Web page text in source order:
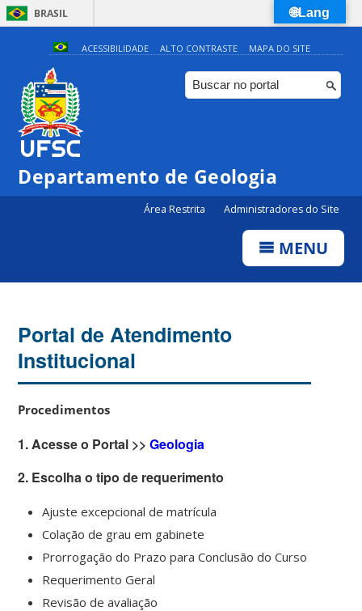
BRASIL
Simplifique!
Comunica BR
Participe
Canais
ACESSIBILIDADE ALTO CONTRASTE MAPA DO SITE
Departamento de Geologia
Área Restrita Administradores do Site
MENU
Portal de Atendimento
Institucional
Procedimentos
1. Acesse o Portal >>Geologia
2. Escolha o tipo de requerimento
Ajuste excepcional de matrícula
Colação de grau em gabinete
Prorrogação do Prazo para Conclusão do Curso
Requerimento Geral
Revisão de avaliação
🌐Lang